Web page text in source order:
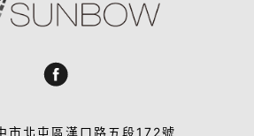
市北屯區漢口路五段172號